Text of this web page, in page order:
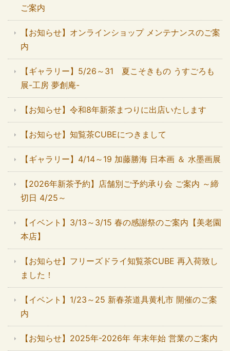
ご案内
【お知らせ】オンラインショップ メンテナンスのご案
内
【ギャラリー】5/26～31 夏こそきもの うすごろも
展-工房 夢創庵-
【お知らせ】令和8年新茶まつりに出店いたします
【お知らせ】知覧茶CUBEにつきまして
【ギャラリー】4/14～19 加藤勝海 日本画 ＆ 水墨画展
【2026年新茶予約】店舗別ご予約承り会 ご案内 ～締
切日 4/25～
【イベント】3/13～3/15 春の感謝祭のご案内【美老園
本店】
【お知らせ】フリーズドライ知覧茶CUBE 再入荷致し
ました！
【イベント】1/23～25 新春茶道具黄札市 開催のご案
内
【お知らせ】2025年-2026年 年末年始 営業のご案内